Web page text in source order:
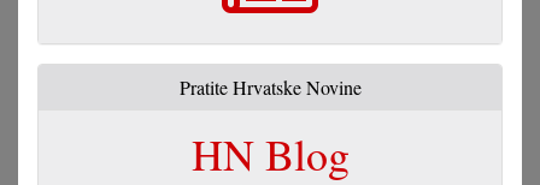
Pratite Hrvatske Novine
HN Blog